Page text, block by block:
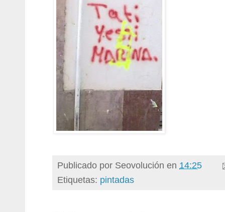
Publicado por Seovolución en 14:25
Etiquetas: pintadas